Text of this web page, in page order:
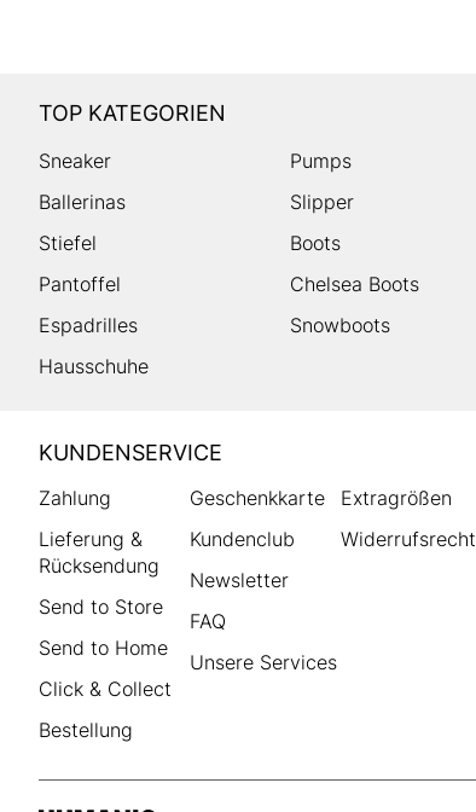
TOP KATEGORIEN
Sneaker Pumps
Ballerinas
Slipper
Stiefel
Boots
Pantoffel
Chelsea Boots
Espadrilles
Snowboots
Hausschuhe
HUMANIC
Footer
KUNDENSERVICE
Zahlung
Lieferung &
Rücksendung
Send to Store
Send to Home
Click & Collect
Bestellung
Geschenkkarte
Kundenclub
Newsletter
FAQ
Unsere Services
Extragrößen
Widerrufsrecht